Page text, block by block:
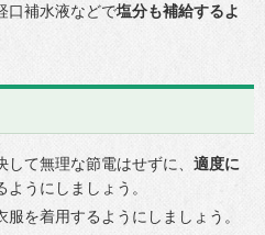
口補水液などで塩分も補給するよ
て無理な節電はせずに、 適度に
ようにしましょう。
服を着用するようにしましょう。